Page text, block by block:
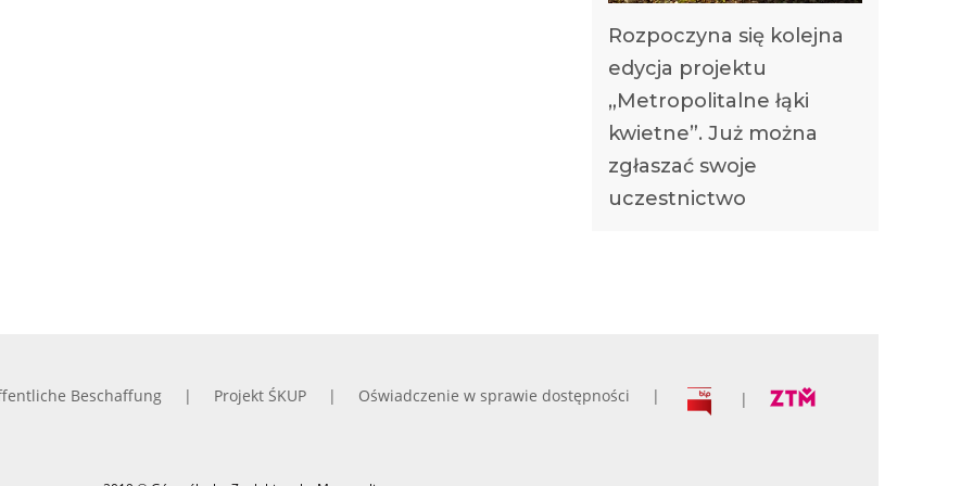
Rozpoczyna się kolejna
edycja projektu
„Metropolitalne łąki
kwietne”. Już można
zgłaszać swoje
uczestnictwo
Beschaffung Projekt ŚKUP Oświadczenie w sprawie dostępności